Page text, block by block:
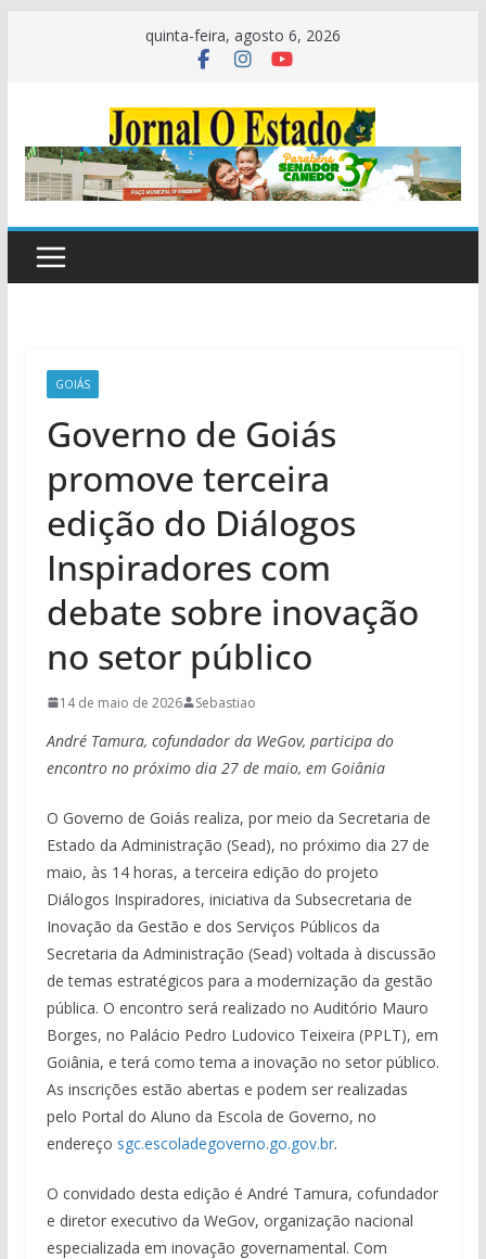
quinta-feira, agosto 6, 2026
GOIÁS
Governo de Goiás
promove terceira
edição do Diálogos
Inspiradores com
debate sobre inovação
no setor público
14 de maio de 2026 Sebastiao
André Tamura, cofundador da WeGov, participa do
encontro no próximo dia 27 de maio, em Goiânia
O Governo de Goiás realiza, por meio da Secretaria de
Estado da Administração (Sead), no próximo dia 27 de
maio, às 14 horas, a terceira edição do projeto
Diálogos Inspiradores, iniciativa da Subsecretaria de
Inovação da Gestão e dos Serviços Públicos da
Secretaria da Administração (Sead) voltada à discussão
de temas estratégicos para a modernização da gestão
pública. O encontro será realizado no Auditório Mauro
Borges, no Palácio Pedro Ludovico Teixeira (PPLT), em
Goiânia, e terá como tema a inovação no setor público.
As inscrições estão abertas e podem ser realizadas
pelo Portal do Aluno da Escola de Governo, no
endereço sgc.escoladegoverno.go.gov.br.
O convidado desta edição é André Tamura, cofundador
e diretor executivo da WeGov, organização nacional
especializada em inovação governamental. Com